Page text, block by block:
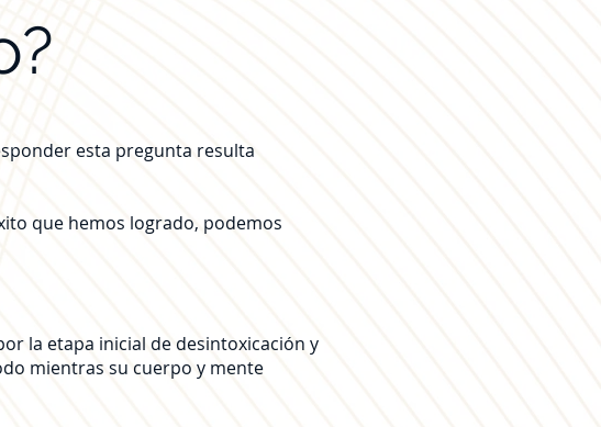
esta pregunta resulta
que hemos logrado, podemos
la etapa inicial de desintoxicación y
mientras su cuerpo y mente